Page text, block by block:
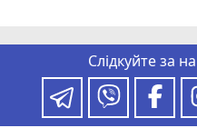
Слідкуйте за